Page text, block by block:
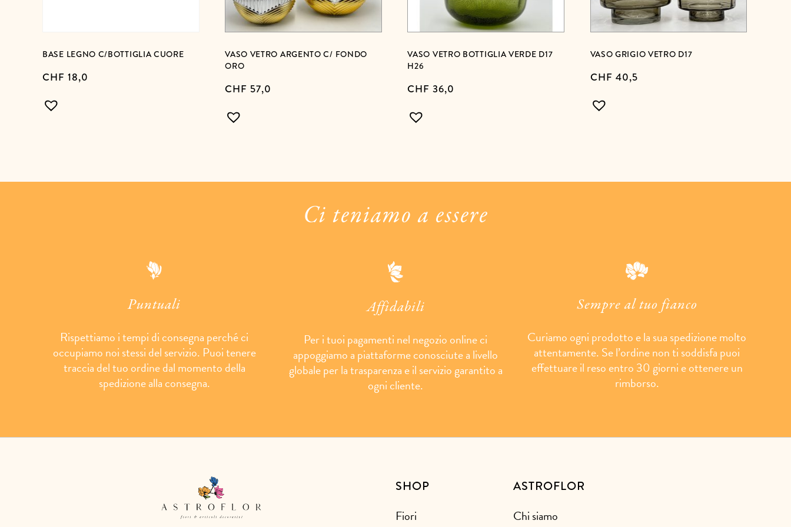
BASE LEGNO C/BOTTIGLIA CUORE
CHF 18,0
VASO VETRO ARGENTO C/ FONDO
ORO
CHF 57,0
VASO VETRO BOTTIGLIA VERDE D17
H26
CHF 36,0
VASO GRIGIO VETRO D17
CHF 40,5
Ci teniamo a essere
Puntuali
Rispettiamo i tempi di consegna perché ci
occupiamo noi stessi del servizio. Puoi tenere
traccia del tuo ordine dal momento della
spedizione alla consegna.
Affidabili
Per i tuoi pagamenti nel negozio online ci
appoggiamo a piattaforme conosciute a livello
globale per la trasparenza e il servizio garantito a
ogni cliente.
Sempre al tuo fianco
Curiamo ogni prodotto e la sua spedizione molto
attentamente. Se l’ordine non ti soddisfa puoi
effettuare il reso entro 30 giorni e ottenere un
rimborso.
SHOP
Fiori
ASTROFLOR
Chi siamo